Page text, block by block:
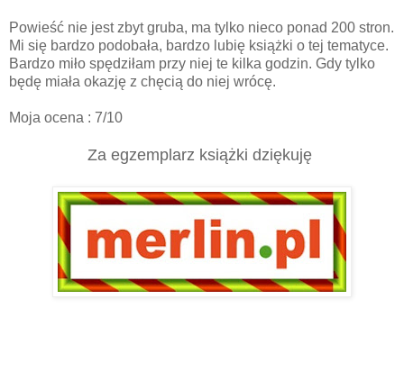
Powieść nie jest zbyt gruba, ma tylko nieco ponad 200 stron.
Mi się bardzo podobała, bardzo lubię książki o tej tematyce.
Bardzo miło spędziłam przy niej te kilka godzin. Gdy tylko
będę miała okazję z chęcią do niej wrócę.
Moja ocena : 7/10
Za egzemplarz książki dziękuję